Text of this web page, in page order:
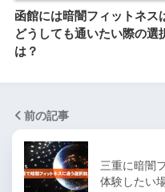
函館には暗闇フィットネス
どうしても通いたい際の選
は？
前の記事
三重に暗闇
体験したい